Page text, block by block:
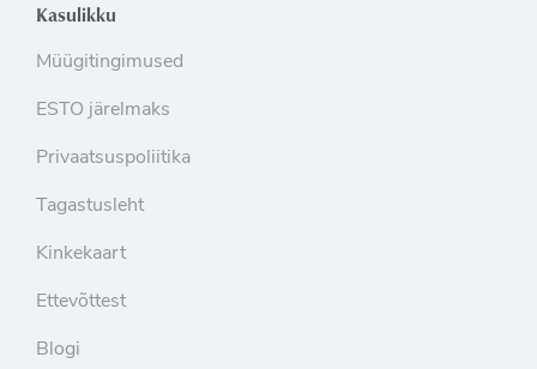
Kasulikku
Müügitingimused
ESTO järelmaks
Privaatsuspoliitika
Tagastusleht
Kinkekaart
Ettevõttest
Blogi